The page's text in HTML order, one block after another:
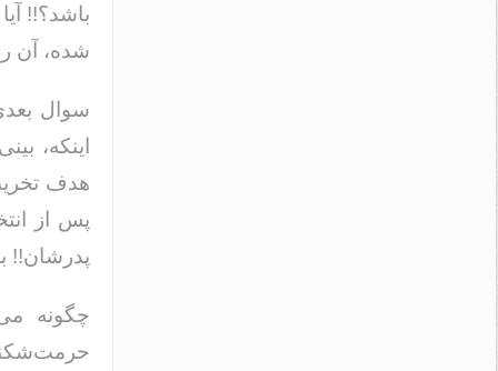
باشد؟!!
شده، آن
سوال
اینکه،
هدف
پس از
پدرشان!!
چگونه